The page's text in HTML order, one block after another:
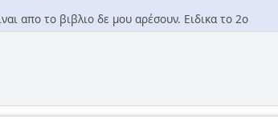
απο το βιβλιο δε μου αρέσουν. Ειδικα το 2ο